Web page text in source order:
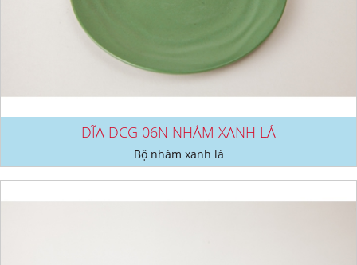
DĨA DCG 06N NHÁM XANH LÁ
Bộ nhám xanh lá